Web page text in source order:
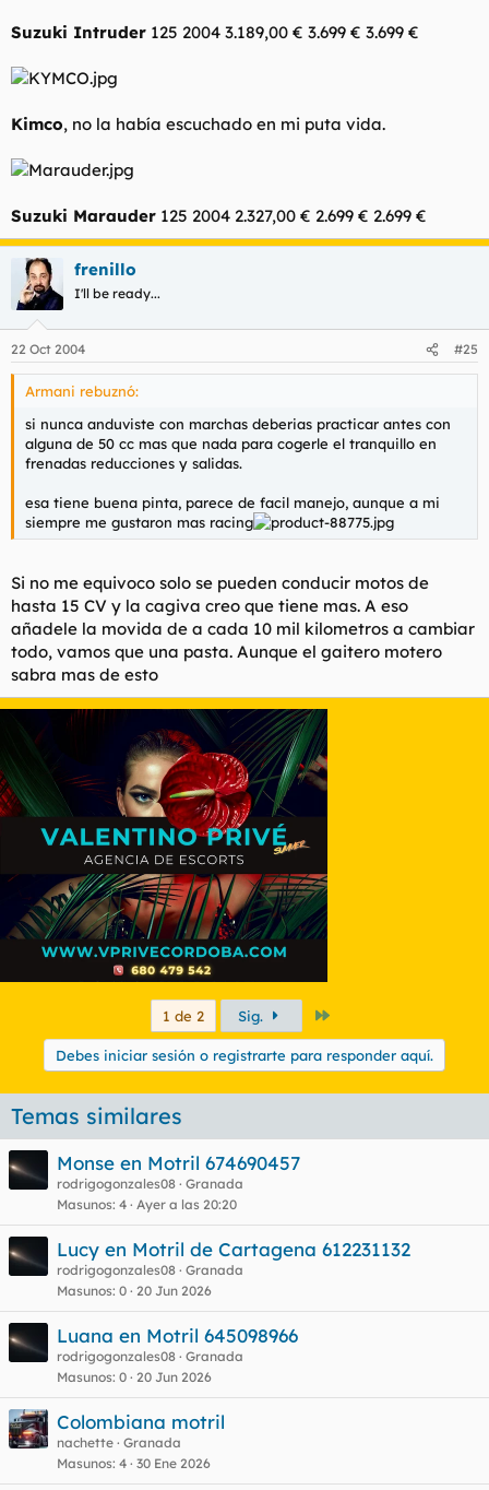
Suzuki Intruder 125 2004 3.189,00 € 3.699 € 3.699 €
Kimco, no la había escuchado en mi puta vida.
Suzuki Marauder 125 2004 2.327,00 € 2.699 € 2.699 €
frenillo
I'll be ready...
22 Oct 2004 #25
Armani rebuznó:
si nunca anduviste con marchas deberias practicar antes con
alguna de 50 cc mas que nada para cogerle el tranquillo en
frenadas reducciones y salidas.
esa tiene buena pinta, parece de facil manejo, aunque a mi
siempre me gustaron mas racing
Si no me equivoco solo se pueden conducir motos de
hasta 15 CV y la cagiva creo que tiene mas. A eso
añadele la movida de a cada 10 mil kilometros a cambiar
todo, vamos que una pasta. Aunque el gaitero motero
sabra mas de esto
1 de 2 Sig.
Debes iniciar sesión o registrarte para responder aquí.
Temas similares
Monse en Motril 674690457
rodrigogonzales08 Granada
Masunos 4 Ayer a las 20:20
Lucy en Motril de Cartagena 612231132
rodrigogonzales08 Granada
Masunos 0 20 Jun 2026
Luana en Motril 645098966
rodrigogonzales08 Granada
Masunos 0 20 Jun 2026
Colombiana motril
nachette Granada
Masunos 4 30 Ene 2026